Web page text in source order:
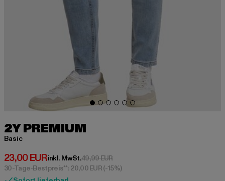
2Y PREMIUM
Basic
23,00 EUR
Derzeitiger Preis: 23,00 EUR
inkl. MwSt.49,99 EURAktionspreis: 49,99 EUR
30-Tage-Bestpreis**: 20,00 EUR(-15%)